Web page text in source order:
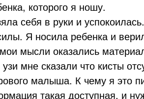
которого я ношу.
себя в руки и
Я носила ребенка и
мысли оказались
мне сказали что кисты
малыша. К чему я это
такая доступная, и